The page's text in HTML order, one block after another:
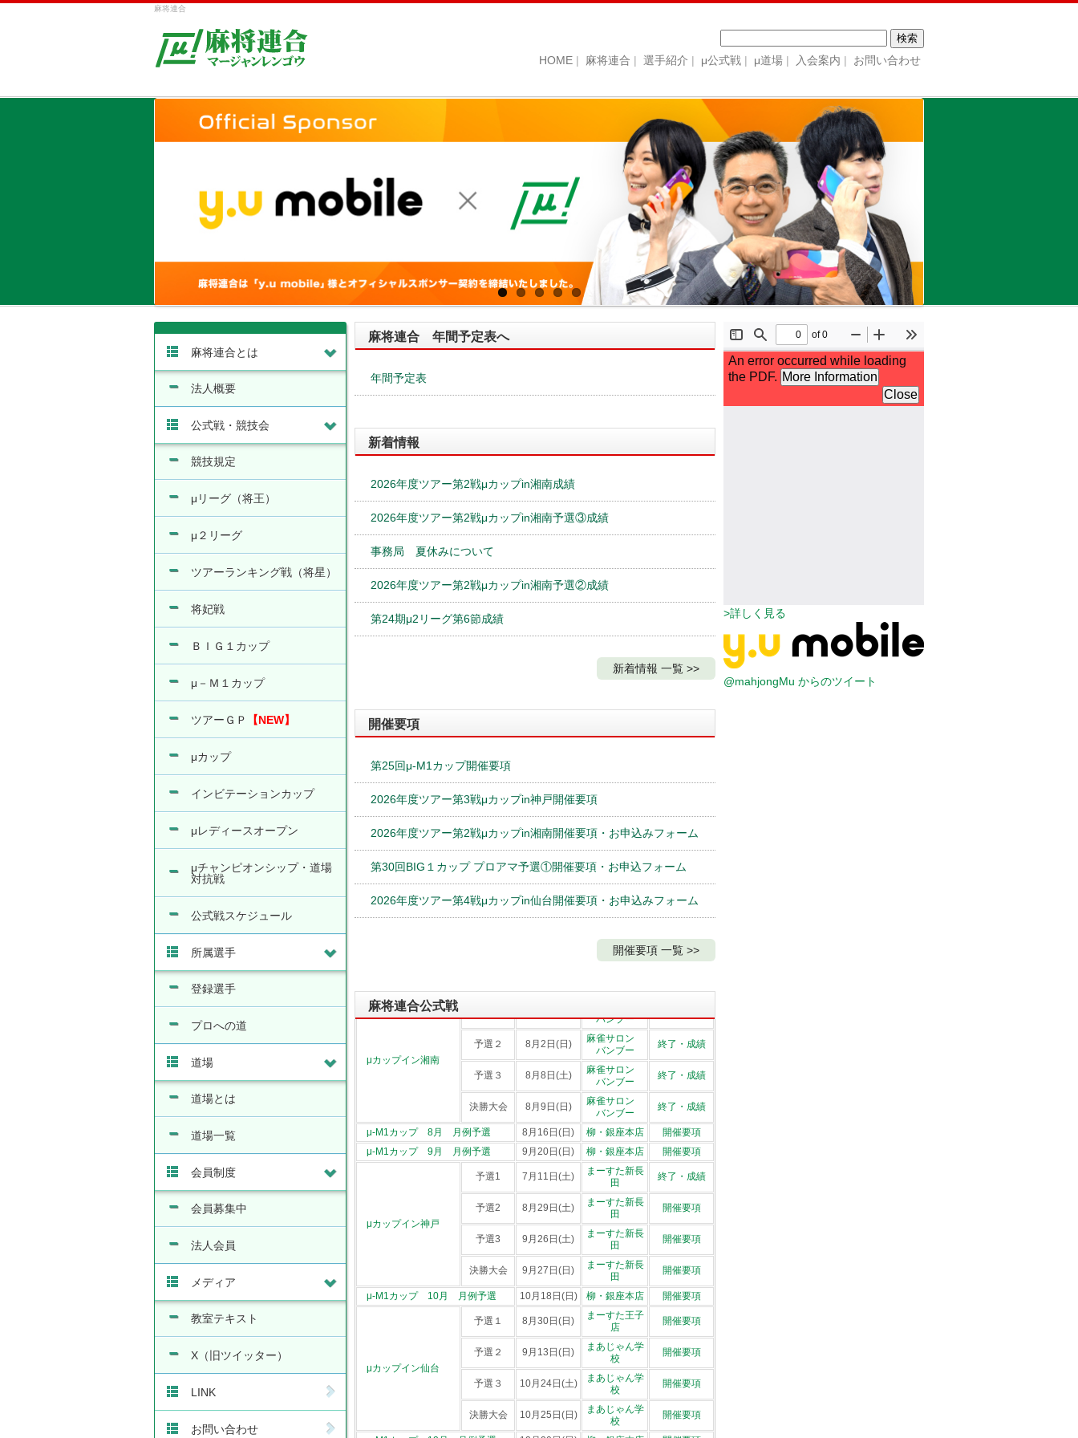
麻将連合
索:
HOME 麻将連合 選手紹介 μ公式戦 μ道場 入会案内 お問い合わせ
麻将連合 年間予定表へ
年間予定表
新着情報
2026年度ツアー第2戦μカップin湘南成績
2026年度ツアー第2戦μカップin湘南予選③成績
事務局 夏休みについて
2026年度ツアー第2戦μカップin湘南予選②成績
第24期μ2リーグ第6節成績
新着情報 一覧 >>
開催要項
第25回μ-M1カップ開催要項
2026年度ツアー第3戦μカップin神戸開催要項
2026年度ツアー第2戦μカップin湘南開催要項・お申込みフォーム
第30回BIG１カップ プロアマ予選①開催要項・お申込フォーム
2026年度ツアー第4戦μカップin仙台開催要項・お申込みフォーム
開催要項 一覧 >>
麻将連合公式戦
10月12日(日)
シルバー
終了・成績
戦
ＢＩＧ１カップ プロアマ予選3
柳・銀座本店 終了・成績
柳・銀座本店
終了・成績
柳・銀座本店
終了・成績
決勝大会
1月11日(日) 柳・銀座本店 終了・成績
予選１ 12月21日(日) 天満橋会館
終了・成績
天満橋会館
終了・成績
天満橋会館
終了・成績
天満橋会館 開催要項
μカップイン横浜
予選１ 12月28日(日)
麻雀サロン
シルバー
終了・成績
予選２ 1月25日(日) 終了・成績
麻雀サロン
ＢＩＧ１カップ
プロ予選1 1月24日(土)
荘」、勝どき
終了・成績
全国大会・
銀座「柳本
店」、 有楽町
トーナメン
ト２・３
2月22日(日)
銀座「柳本
店」
準々決勝・
準決勝
勝どき「柳勝
決勝 3月1日(日)
大塚「スリア
終了・成績
柳・銀座本店
終了・成績
決勝大会
μカップイン大阪
予選２
5月17日(日) 天満橋会館
終了・成績
予選３
6月13日(土) 天満橋会館
終了・成績
決勝大会
6月14日(日) 天満橋会館 終了・成績
μ-Ｍ１カップ 本戦
１次・２次
戦
6月15日(日)
柳銀座本店・
柳2丁目店
決勝大会 6月27日(土) 柳 勝どき店
終了・成績
スリアロチャ
ンネル
終了・成績
μカップイン湘南
バンブー
予選２ 8月2日(日)
麻雀サロン
バンブー
終了・成績
予選３ 8月8日(土)
麻雀サロン
バンブー
終了・成績
決勝大会 8月9日(日)
麻雀サロン
バンブー
終了・成績
μ-M1カップ 8月 月例予選 8月16日(日) 柳・銀座本店
開催要項
μ-M1カップ 9月 月例予選
9月20日(日) 柳・銀座本店 開催要項
μカップイン神戸
予選1 7月11日(土)
まーすた新長
田
終了・成績
予選2 8月29日(土)
まーすた新長
田
開催要項
予選3 9月26日(土)
まーすた新長
田
開催要項
決勝大会 9月27日(日)
まーすた新長
田
開催要項
μ-M1カップ 10月 月例予選 10月18日(日) 柳・銀座本店 開催要項
μカップイン仙台
予選１ 8月30日(日)
まーすた王子
店
開催要項
予選２ 9月13日(日)
まあじゃん学
校
開催要項
予選３ 10月24日(土)
まあじゃん学
校
開催要項
決勝大会 10月25日(日)
まあじゃん学
校
開催要項
>詳しく見る
@mahjongMu からのツイート
麻将連合とは
法人概要
公式戦・競技会
競技規定
μリーグ（将王）
μ２リーグ
ツアーランキング戦（将星）
将妃戦
ＢＩＧ１カップ
μ－Ｍ１カップ
ツアーＧＰ 【NEW】
μカップ
インビテーションカップ
μレディースオープン
μチャンピオンシップ・道場
対抗戦
公式戦スケジュール
所属選手
登録選手
プロへの道
道場
道場とは
道場一覧
会員制度
会員募集中
法人会員
メディア
教室テキスト
X（旧ツイッター）
LINK
お問い合わせ